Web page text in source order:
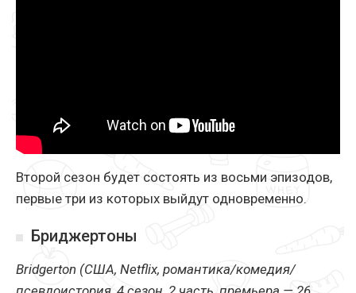
Второй сезон будет состоять из восьми эпизодов,
первые три из которых выйдут одновременно.
Бриджертоны
Bridgerton (США, Netflix, романтика/комедия/